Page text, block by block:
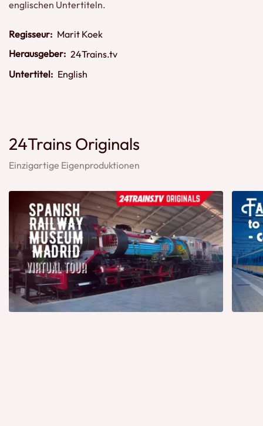
englischen Untertiteln.
Regisseur: Marit Koek
Herausgeber: 24Trains.tv
Untertitel: English
24Trains Originals
Einzigartige Eigenproduktionen